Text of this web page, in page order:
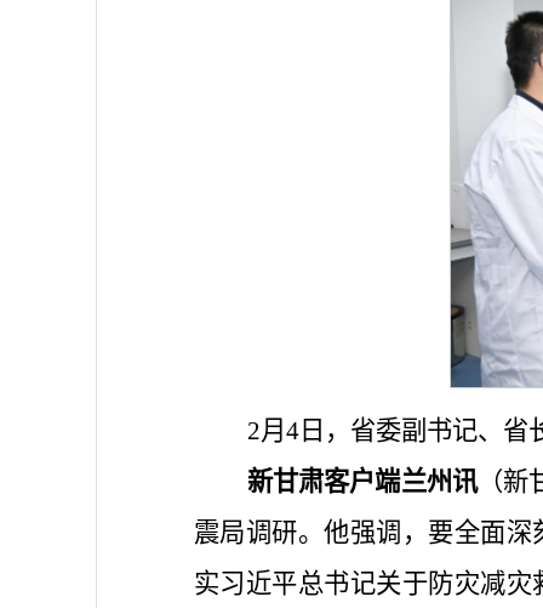
2月4日，省委副书记、省
新甘肃客户端兰州讯（新
震局调研。他强调，要全面
实习近平总书记关于防灾减